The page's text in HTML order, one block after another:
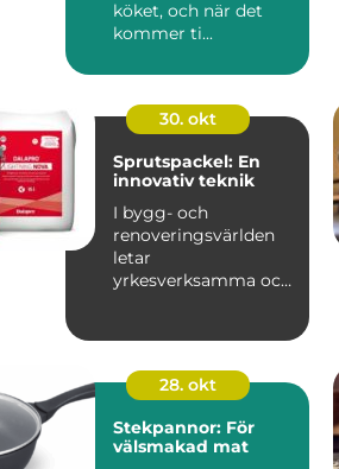
köket, och när det
kommer ti...
30. okt
Sprutspackel: En
innovativ teknik
I bygg- och
renoveringsvärlden
letar
yrkesverksamma och
28. okt
Stekpannor: För
välsmakad mat